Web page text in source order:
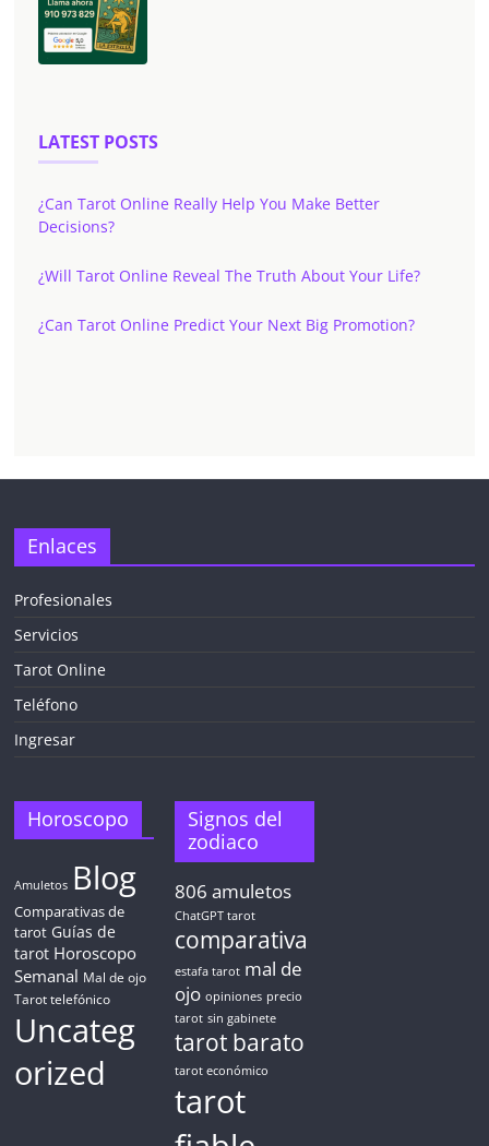
LATEST POSTS
¿Can Tarot Online Really Help You Make Better
Decisions?
¿Will Tarot Online Reveal The Truth About Your Life?
¿Can Tarot Online Predict Your Next Big Promotion?
Enlaces
Profesionales
Servicios
Tarot Online
Teléfono
Ingresar
Horoscopo
Amuletos Blog
Comparativas de
tarot Guías de
tarot Horoscopo
Semanal Mal de ojo
Tarot telefónico
Uncateg
orized
Signos del
zodiaco
806 amuletos
ChatGPT tarot
comparativa
estafa tarot mal de
ojo opiniones precio
tarot sin gabinete
tarot barato
tarot económico
tarot